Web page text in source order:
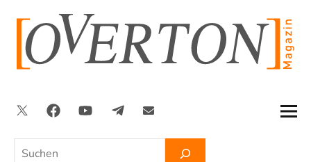
springen
Suchen
TwitterFacebookYouTubeTelegramNewsletter